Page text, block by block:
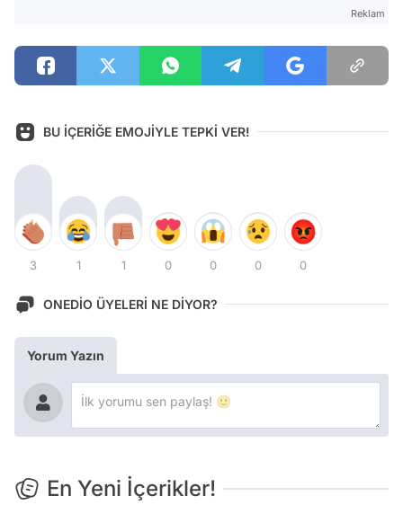
Reklam
BU İÇERİĞE EMOJİYLE TEPKİ VER!
3 1 1 0 0 0 0
ONEDİO ÜYELERİ NE DİYOR?
Yorum Yazın
En Yeni İçerikler!